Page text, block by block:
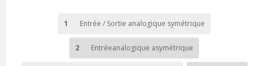
1 Entrée / Sortie analogique symétrique
2 Entréeanalogique asymétrique